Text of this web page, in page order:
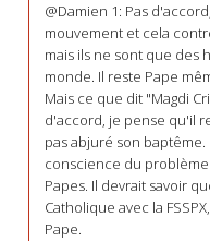
@Damien 1: Pas
mouvement et cela
mais ils ne sont que des
monde. Il reste Pape
Mais ce que dit "Magdi
d'accord, je pense qu'il
pas abjuré son
conscience du
Papes. Il devrait savoir
Catholique avec la
Pape.